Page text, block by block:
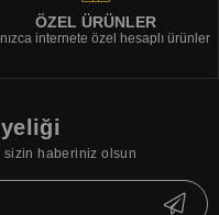
ÖZEL ÜRÜNLER
internete özel hesaplı ürünler
haberiniz olsun